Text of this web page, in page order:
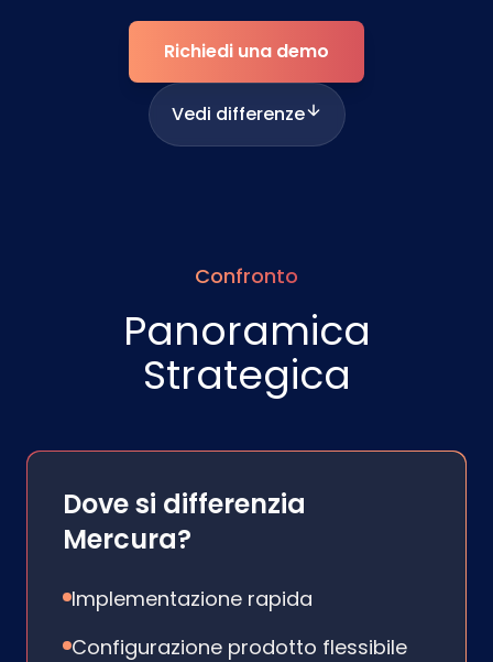
Richiedi una demo
Vedi differenze
Confronto
Panoramica
Strategica
Dove si differenzia
Mercura?
Implementazione rapida
Configurazione prodotto flessibile